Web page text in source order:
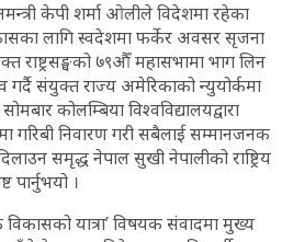
केपी शर्मा ओलीले विदेशमा रहेका
लागि स्वदेशमा फर्केर अवसर सृजना
राष्ट्रसङ्घको ७९औँ महासभामा भाग लिन
गर्दै संयुक्त राज्य अमेरिकाको न्युयोर्कमा
कोलम्बिया विश्वविद्यालयद्वारा
गरिबी निवारण गरी सबैलाई सम्मानजनक
समृद्ध नेपाल सुखी नेपालीको राष्ट्रिय
पार्नुभयो ।
यात्रा’ विषयक संवादमा मुख्य